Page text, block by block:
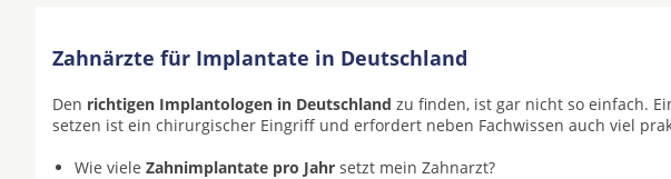
Zahnärzte für Implantate in Deutschland
Den richtigen Implantologen in Deutschland zu finden, ist gar nicht so einfach.
setzen ist ein chirurgischer Eingriff und erfordert neben Fachwissen auch viel
Wie viele Zahnimplantate pro Jahr setzt mein Zahnarzt?